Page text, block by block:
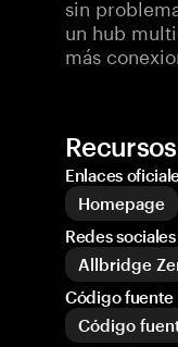
sin
un hub
más
Enlaces
Homepage
Redes
Allbridge
Código fuente
Código